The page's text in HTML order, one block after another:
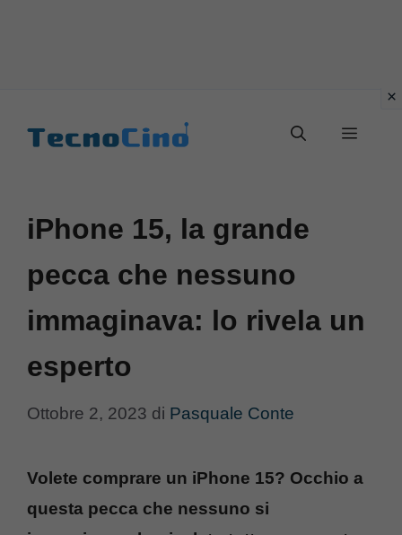
Menu
iPhone 15, la grande
pecca che nessuno
immaginava: lo rivela un
esperto
Ottobre 2, 2023 di Pasquale Conte
Volete comprare un iPhone 15? Occhio a
questa pecca che nessuno si